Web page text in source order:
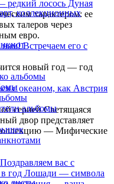
коллекционных
альбомы
альбомы
лосось Дуная
характером: ее
талеров через
евро.
Встречаем его с
новый год — год
с океаном, как Австрия
серией Светящаяся
двор представляет
— Мифические